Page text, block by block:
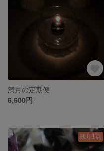
満月の定期便
6,600円
残り1点